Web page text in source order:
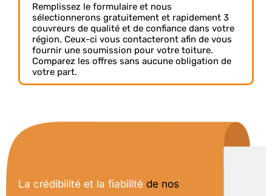
Remplissez le formulaire et nous
sélectionnerons gratuitement et rapidement 3
couvreurs de qualité et de confiance dans votre
région. Ceux-ci vous contacteront afin de vous
fournir une soumission pour votre toiture.
Comparez les offres sans aucune obligation de
votre part.
La crédibilité et la fiabilité de nos